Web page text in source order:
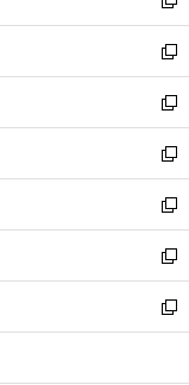
開
く
ウ
で
開
く
ン
ド
ウ
で
開
く
ウ
ィ
ン
ド
ウ
で
開
く
新
し
い
ウ
ィ
ン
ド
ウ
で
開
く
新
し
い
ウ
ィ
ン
ド
ウ
で
開
く
新
し
い
ウ
ィ
ン
ド
ウ
で
開
新
し
い
ウ
ィ
ン
ド
ウ
新
し
い
ウ
ィ
ン
新
し
い
ウ
新
し